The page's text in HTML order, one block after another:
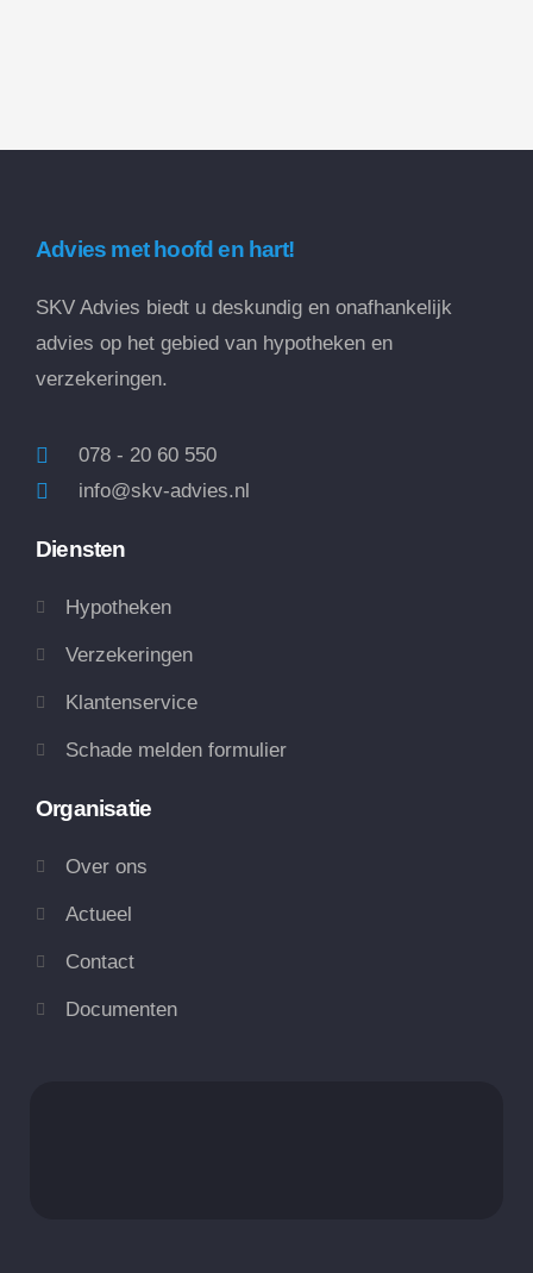
Advies met hoofd en hart!
SKV Advies biedt u deskundig en onafhankelijk
advies op het gebied van hypotheken en
verzekeringen.
078 - 20 60 550
info@skv-advies.nl
Diensten
Hypotheken
Verzekeringen
Klantenservice
Schade melden formulier
Organisatie
Over ons
Actueel
Contact
Documenten